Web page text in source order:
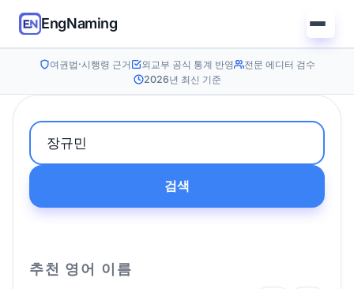
EngNaming
여권법·시행령 근거 외교부 공식 통계 반영
전문 에디터 검수
2026년 최신 기준
검색
추천 영어 이름